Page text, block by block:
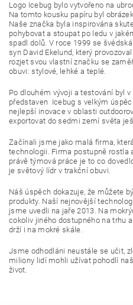
Logo Icebug bylo vytvořeno na
Na tomto kousku papíru byl
Naše značka byla inspirována
pohybovat a stoupat po ledu v
spadl dolů. V roce 1999 se
syn David Ekelund, který
rozjet svou vlastní značku se
obuvi: stylové, lehké a teplé.
Po dlouhém vývoji a testování byl v
představen Icebug s velkým
nejlepší inovace v oblasti
exportovat do sedmi zemí světa
Začínali jsme jako malá firma,
technologii. Firma postupně rostla
právě týmová práce je to co
je světový lídr v trakční obuvi.
Náš úspěch dokazuje, že můžete
produkty. Naší nejnovější
jsme uvedli na jaře 2013. Na
cokoliv jiného dostupného na trhu
drží i na mokré skále.
Jsme odhodláni neustále se učit,
miliony lidí mohli užívat pohodlí
život.